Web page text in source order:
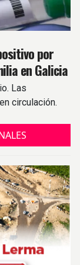
por
en Galicia
Las
circulación.